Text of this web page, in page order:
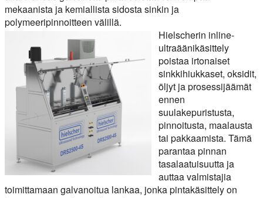
mekaanista ja kemiallista sidosta sinkin ja
polymeeripinnoitteen välillä.
Hielscherin inline-
ultraäänikäsittely
poistaa irtonaiset
sinkkihiukkaset, oksidit,
öljyt ja prosessijäämät
ennen
suulakepuristusta,
pinnoitusta, maalausta
tai pakkaamista. Tämä
parantaa pinnan
tasalaatuisuutta ja
auttaa valmistajia
toimittamaan galvanoitua lankaa, jonka pintakäsittely on